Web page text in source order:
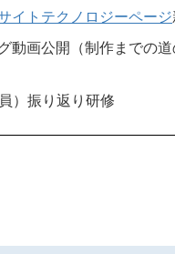
イトテクノロジーページ
動画公開（制作までの
）振り返り研修